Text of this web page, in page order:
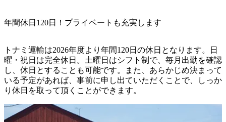
年間休日120日！プライベートも充実します
トナミ運輸は2026年度より年間120日の休日となります。日
曜・祝日は完全休日。土曜日はシフト制で、毎月出勤を確認
し、休日とすることも可能です。また、あらかじめ決まって
いる予定があれば、事前に申し出ていただくことで、しっか
り休日を取って頂くことができます。